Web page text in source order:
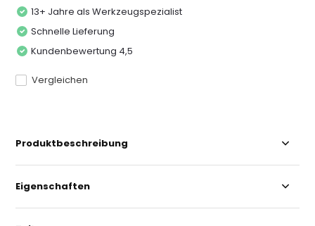
13+ Jahre als Werkzeugspezialist
Schnelle Lieferung
Kundenbewertung 4,5
Vergleichen
Produktbeschreibung
Eigenschaften